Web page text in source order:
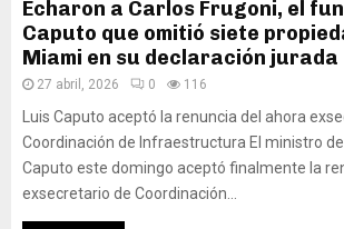
Echaron a Carlos Frugoni, el
Caputo que omitió siete
Miami en su declaración jurada
27 abril, 2026 0 116
Luis Caputo aceptó la renuncia del ahora
Coordinación de Infraestructura El ministro
Caputo este domingo aceptó finalmente la
exsecretario de Coordinación...